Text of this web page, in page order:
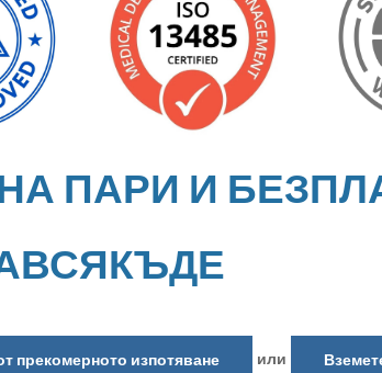
ПАРИ И
прекомерното изпотяване или